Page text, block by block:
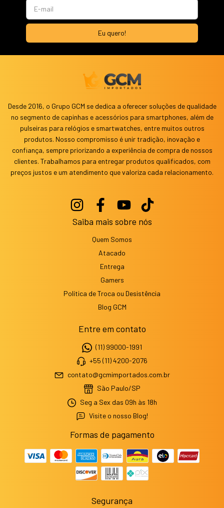
Desde 2016, o Grupo GCM se dedica a oferecer soluções de qualidade
no segmento de capinhas e acessórios para smartphones, além de
pulseiras para relógios e smartwatches, entre muitos outros
produtos. Nosso compromisso é unir tradição, inovação e
confiança, sempre priorizando a experiência de compra de nossos
clientes. Trabalhamos para entregar produtos qualificados, com
preços justos e um atendimento que valoriza cada relacionamento.
Saiba mais sobre nós
Quem Somos
Atacado
Entrega
Gamers
Política de Troca ou Desistência
Blog GCM
Entre em contato
(11) 99000-1991
+55 (11) 4200-2076
contato@gcmimportados.com.br
São Paulo/SP
Seg a Sex das 09h às 18h
Visite o nosso Blog!
Formas de pagamento
Segurança